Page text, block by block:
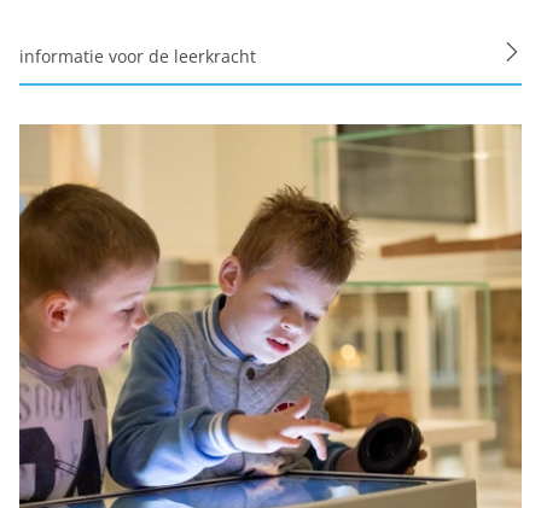
informatie voor de leerkracht
Personalisatie cookies
We delen jouw klantgegevens met derde partijen, om
beter inzicht te krijgen in het functioneren van de
website en onze marketingkanalen. Stelt toestemming
in voor het verzenden van gebruikersgegevens naar
Google voor online advertentiedoeleinden.
Gedeelde klantinformatie
Opslaan Alles accepteren